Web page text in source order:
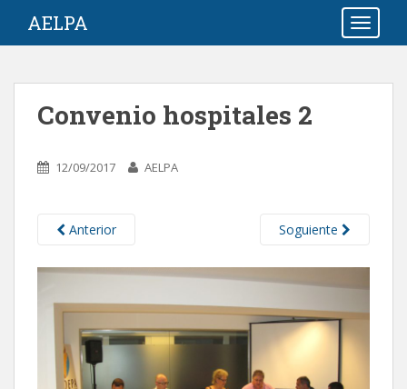
i
AELPA
Convenio hospitales 2
12/09/2017 AELPA
Anterior Soguiente